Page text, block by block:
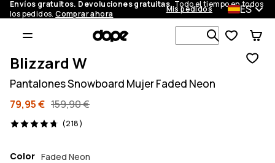
Envíos gratuitos. Devoluciones gratuitas.Todo el tiempo en todos
los pedidos.Comprar ahora Mis pedidos ES
Busca en
Blizzard W
Pantalones Snowboard Mujer Faded Neon
79,95 € 159,90 €
(218)
218 opiniones, 4.7/5
Color Faded Neon